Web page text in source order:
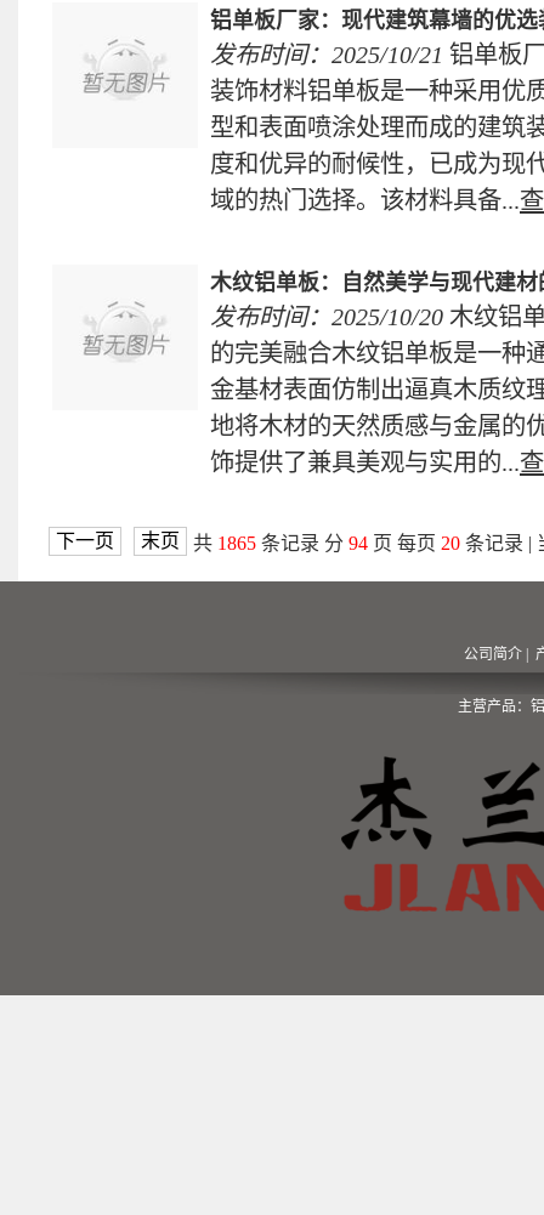
铝单板厂家：现代建筑幕墙的优选
发布时间：2025/10/21 铝单板
装饰材料铝单板是一种采用优
型和表面喷涂处理而成的建筑
度和优异的耐候性，已成为现
域的热门选择。该材料具备...
木纹铝单板：自然美学与现代建
发布时间：2025/10/20 木纹铝
的完美融合木纹铝单板是一种
金基材表面仿制出逼真木质纹
地将木材的天然质感与金属的
饰提供了兼具美观与实用的...
共 1865 条记录 分 94 页 每页 20 条记录 |
下一页 末页
公司简介
主营产品：